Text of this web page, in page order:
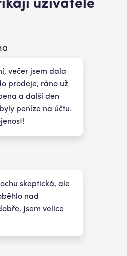
uživatelé
večer jsem dala
prodeje, ráno už
a další den
peníze na účtu.
skeptická, ale
nad
Jsem velice